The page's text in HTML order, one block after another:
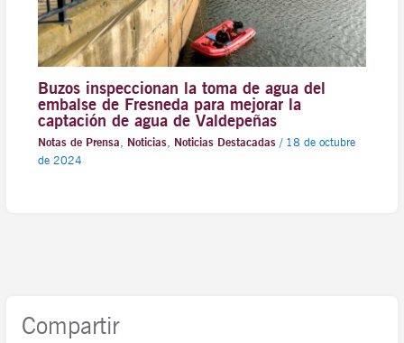
Buzos inspeccionan la toma de agua del
embalse de Fresneda para mejorar la
captación de agua de Valdepeñas
Notas de Prensa, Noticias, Noticias Destacadas/ 18 de octubre
de 2024
Compartir